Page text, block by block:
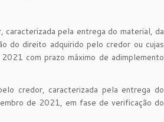
caracterizada pela entrega do material, da
do direito adquirido pelo credor ou cujas
com prazo máximo de adimplemento
credor, caracterizada pela entrega do
de 2021, em fase de verificação do